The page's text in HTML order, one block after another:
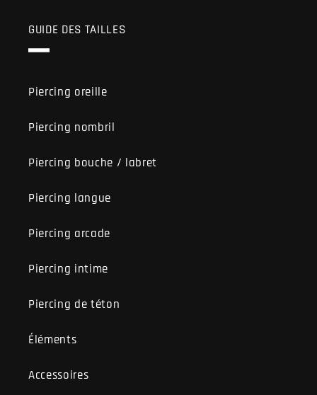
GUIDE DES TAILLES
Piercing oreille
Piercing nombril
Piercing bouche / labret
Piercing langue
Piercing arcade
Piercing intime
Piercing de téton
Éléments
Accessoires